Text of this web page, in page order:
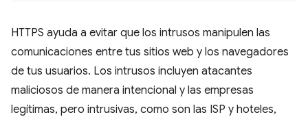
HTTPS ayuda a evitar que los intrusos manipulen las
comunicaciones entre tus sitios web y los navegadores
de tus usuarios. Los intrusos incluyen atacantes
maliciosos de manera intencional y las empresas
legítimas, pero intrusivas, como son las ISP y hoteles,